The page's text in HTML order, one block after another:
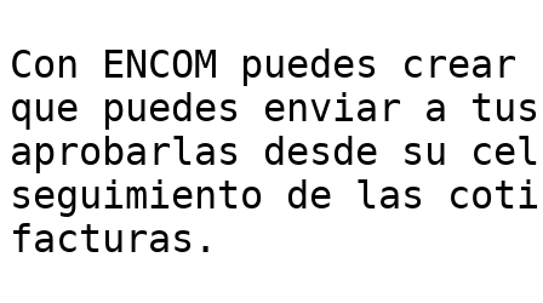
Con ENCOM puedes
que puedes enviar a
aprobarlas desde su
seguimiento de las
facturas.